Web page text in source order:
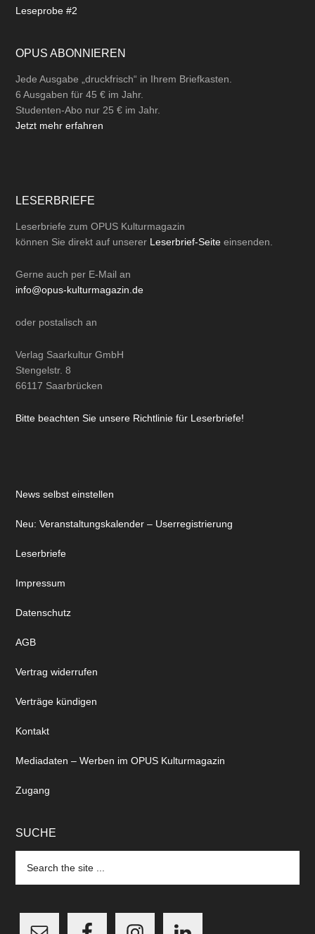
Leseprobe #2
OPUS ABONNIEREN
Jede Ausgabe „druckfrisch“ in Ihrem Briefkasten.
6 Ausgaben für 45 € im Jahr.
Studenten-Abo nur 25 € im Jahr.
Jetzt mehr erfahren
LESERBRIEFE
Leserbriefe zum OPUS Kulturmagazin
können Sie direkt auf unserer Leserbrief-Seite einsenden.
Gerne auch per E-Mail an
info@opus-kulturmagazin.de
oder postalisch an
Verlag Saarkultur GmbH
Stengelstr. 8
66117 Saarbrücken
Bitte beachten Sie unsere Richtlinie für Leserbriefe!
News selbst einstellen
Neu: Veranstaltungskalender – Userregistrierung
Leserbriefe
Impressum
Datenschutz
AGB
Vertrag widerrufen
Verträge kündigen
Kontakt
Mediadaten – Werben im OPUS Kulturmagazin
Zugang
SUCHE
the